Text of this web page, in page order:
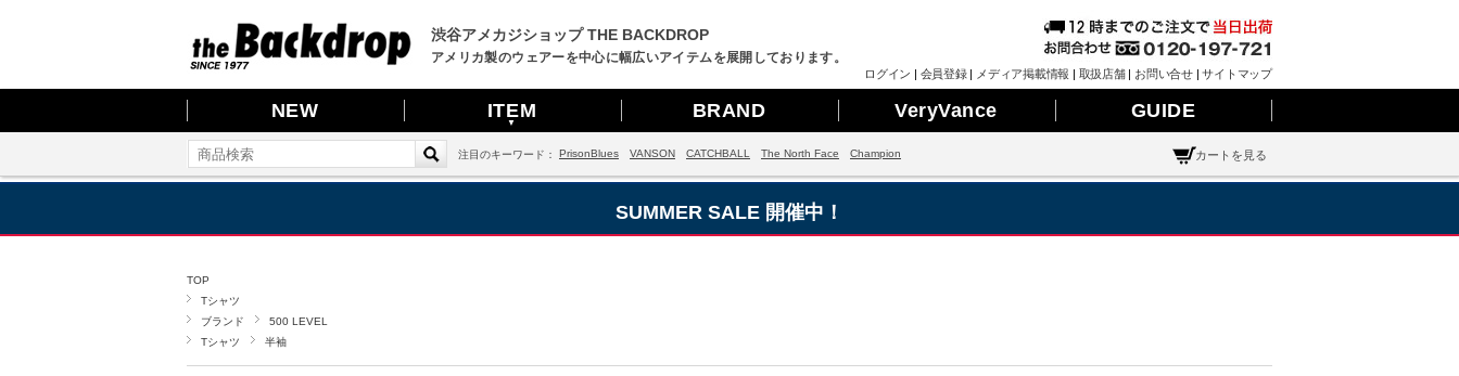
渋谷アメカジショップ THE BACKDROP
アメリカ製のウェアーを中心に幅広いアイテムを展開しております。
ログイン | 会員登録| メディア掲載情報 | 取扱店舗| お問い合せ|サイトマップ
NEW ITEM
▼
BRAND VeryVance GUIDE
注目のキーワード： PrisonBlues VANSON CATCHBALL The North Face Champion カートを見る
SUMMER SALE 開催中！
TOP
Tシャツ
ブランド
500 LEVEL
Tシャツ
半袖